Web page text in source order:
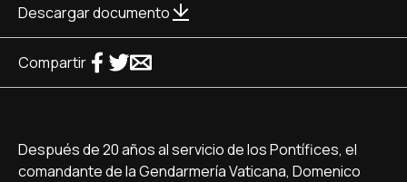
Descargar documento
Compartir
Después de 20 años al servicio de los Pontífices, el
comandante de la Gendarmería Vaticana, Domenico